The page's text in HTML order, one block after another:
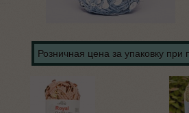
Розничная цена за упаковку при